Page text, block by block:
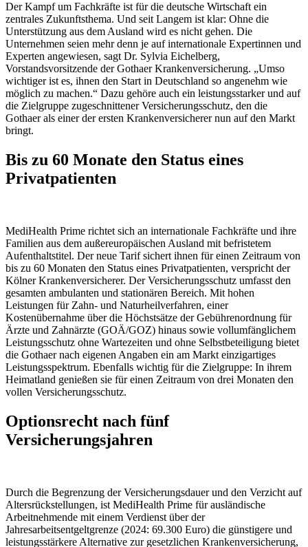
Der Kampf um Fachkräfte ist für die deutsche Wirtschaft ein
zentrales Zukunftsthema. Und seit Langem ist klar: Ohne die
Unterstützung aus dem Ausland wird es nicht gehen. Die
Unternehmen seien mehr denn je auf internationale Expertinnen und
Experten angewiesen, sagt Dr. Sylvia Eichelberg,
Vorstandsvorsitzende der Gothaer Krankenversicherung. „Umso
wichtiger ist es, ihnen den Start in Deutschland so angenehm wie
möglich zu machen.“ Dazu gehöre auch ein leistungsstarker und auf
die Zielgruppe zugeschnittener Versicherungsschutz, den die
Gothaer als einer der ersten Krankenversicherer nun auf den Markt
bringt.
Bis zu 60 Monate den Status eines
Privatpatienten
MediHealth Prime richtet sich an internationale Fachkräfte und ihre
Familien aus dem außereuropäischen Ausland mit befristetem
Aufenthaltstitel. Der neue Tarif sichert ihnen für einen Zeitraum von
bis zu 60 Monaten den Status eines Privatpatienten, verspricht der
Kölner Krankenversicherer. Der Versicherungsschutz umfasst den
gesamten ambulanten und stationären Bereich. Mit hohen
Leistungen für Zahn- und Naturheilverfahren, einer
Kostenübernahme über die Höchstsätze der Gebührenordnung für
Ärzte und Zahnärzte (GOÄ/GOZ) hinaus sowie vollumfänglichem
Leistungsschutz ohne Wartezeiten und ohne Selbstbeteiligung bietet
die Gothaer nach eigenen Angaben ein am Markt einzigartiges
Leistungsspektrum. Ebenfalls wichtig für die Zielgruppe: In ihrem
Heimatland genießen sie für einen Zeitraum von drei Monaten den
vollen Versicherungsschutz.
Optionsrecht nach fünf
Versicherungsjahren
Durch die Begrenzung der Versicherungsdauer und den Verzicht auf
Altersrückstellungen, ist MediHealth Prime für ausländische
Arbeitnehmende mit einem Verdienst über der
Jahresarbeitsentgeltgrenze (2024: 69.300 Euro) die günstigere und
leistungsstärkere Alternative zur gesetzlichen Krankenversicherung,